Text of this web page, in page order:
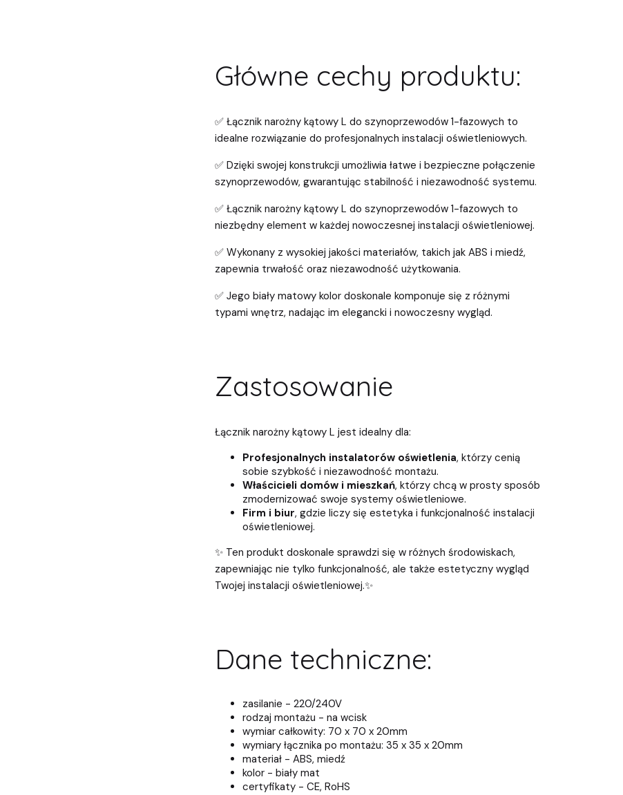
Główne cechy produktu:
✅ Łącznik narożny kątowy L do szynoprzewodów 1-fazowych to
idealne rozwiązanie do profesjonalnych instalacji oświetleniowych.
✅ Dzięki swojej konstrukcji umożliwia łatwe i bezpieczne połączenie
szynoprzewodów, gwarantując stabilność i niezawodność systemu.
✅ Łącznik narożny kątowy L do szynoprzewodów 1-fazowych to
niezbędny element w każdej nowoczesnej instalacji oświetleniowej.
✅ Wykonany z wysokiej jakości materiałów, takich jak ABS i miedź,
zapewnia trwałość oraz niezawodność użytkowania.
✅ Jego biały matowy kolor doskonale komponuje się z różnymi
typami wnętrz, nadając im elegancki i nowoczesny wygląd.
Zastosowanie
Łącznik narożny kątowy L jest idealny dla:
Profesjonalnych instalatorów oświetlenia, którzy cenią
sobie szybkość i niezawodność montażu.
Właścicieli domów i mieszkań, którzy chcą w prosty sposób
zmodernizować swoje systemy oświetleniowe.
Firm i biur, gdzie liczy się estetyka i funkcjonalność instalacji
oświetleniowej.
✨ Ten produkt doskonale sprawdzi się w różnych środowiskach,
zapewniając nie tylko funkcjonalność, ale także estetyczny wygląd
Twojej instalacji oświetleniowej.✨
Dane techniczne:
zasilanie - 220/240V
rodzaj montażu - na wcisk
wymiar całkowity: 70 x 70 x 20mm
wymiary łącznika po montażu: 35 x 35 x 20mm
materiał - ABS, miedź
kolor - biały mat
certyfikaty - CE, RoHS